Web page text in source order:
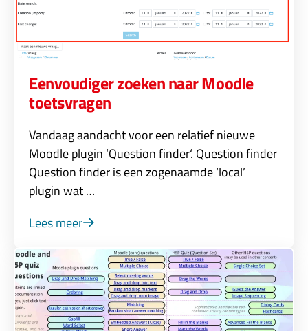
Eenvoudiger zoeken naar Moodle
toetsvragen
Vandaag aandacht voor een relatief nieuwe
Moodle plugin ‘Question finder‘. Question finder
Question finder is een zogenaamde ‘local’
plugin wat …
Lees meer